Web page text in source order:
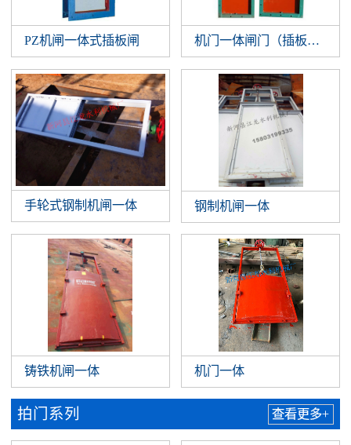
PZ机闸一体式插板闸 机门一体闸门（插板闸门）
手轮式钢制机闸一体 钢制机闸一体
铸铁机闸一体 机门一体
拍门系列 查看更多+